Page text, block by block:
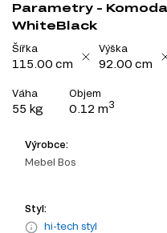
Parametry -
WhiteBlack
Šířka
115.00 cm
Výška
92.00 cm
Váha
55 kg
Objem
0.12 m3
Výrobce:
Mebel Bos
Styl:
hi-tech styl